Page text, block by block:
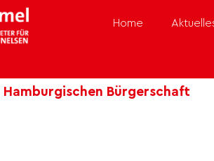
Home
Bürgerschaft